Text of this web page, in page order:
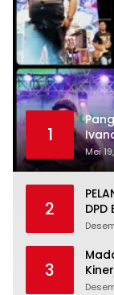
1
Mei
2
DPD
3